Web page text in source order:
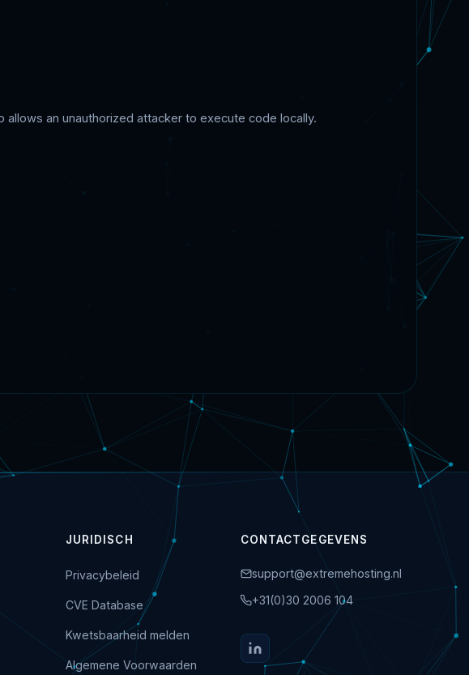
an unauthorized attacker to execute code locally.
JURIDISCH
Privacybeleid
CVE Database
Kwetsbaarheid melden
Algemene Voorwaarden
CONTACTGEGEVENS
support@extremehosting.nl
+31(0)30 2006 104